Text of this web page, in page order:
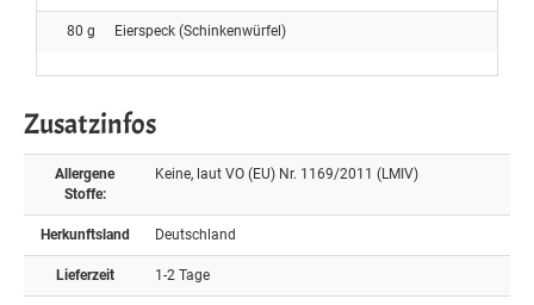
80 g Eierspeck (Schinkenwürfel)
Zusatzinfos
Allergene
Stoffe:
Keine, laut VO (EU) Nr. 1169/2011 (LMIV)
Herkunftsland Deutschland
Lieferzeit 1-2 Tage